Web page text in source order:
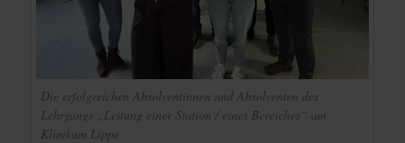
Die erfolgreichen Absolventinnen und Absolventen des
Lehrgangs „Leitung einer Station / eines Bereiches“ am
Klinikum Lippe.